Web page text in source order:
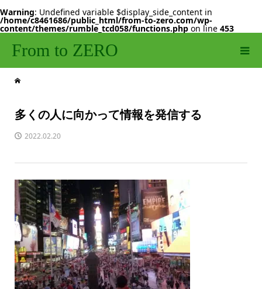
Warning: Undefined variable $display_side_content in
/home/c8461686/public_html/from-to-zero.com/wp-
content/themes/rumble_tcd058/functions.php on line 453
From to ZERO
多くの人に向かって情報を発信する
2022.02.20